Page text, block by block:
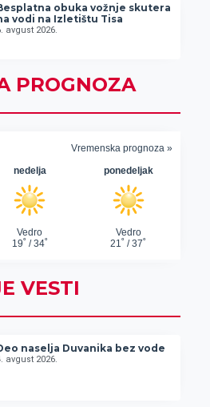
obuka vožnje skutera
vodi na Izletištu Tisa
avgust 2026.
PROGNOZA
VESTI
naselja Duvanika bez vode
avgust 2026.